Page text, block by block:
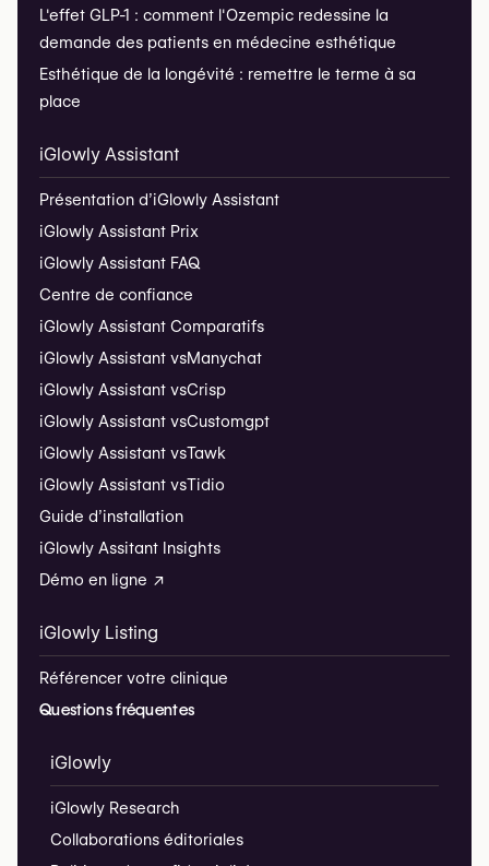
L'effet GLP-1 : comment l'Ozempic redessine la
demande des patients en médecine esthétique
Esthétique de la longévité : remettre le terme à sa
place
iGlowly Assistant
Présentation d’iGlowly Assistant
iGlowly Assistant Prix
iGlowly Assistant FAQ
Centre de confiance
iGlowly Assistant Comparatifs
iGlowly Assistant vsManychat
iGlowly Assistant vsCrisp
iGlowly Assistant vsCustomgpt
iGlowly Assistant vsTawk
iGlowly Assistant vsTidio
Guide d’installation
iGlowly Assitant Insights
Démo en ligne ↗
iGlowly Listing
Référencer votre clinique
Questions fréquentes
iGlowly
iGlowly Research
Collaborations éditoriales